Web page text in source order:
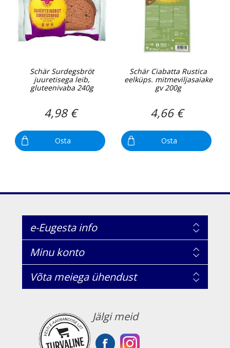
Schär Surdegsbröt
juuretisega leib,
gluteenivaba 240g
4,98 €
Osta
Schär Ciabatta Rustica
eelküps. mitmeviljasaiake
gv 200g
4,66 €
Osta
e-Eugesta info
Minu konto
Võta meiega ühendust
Jälgi meid